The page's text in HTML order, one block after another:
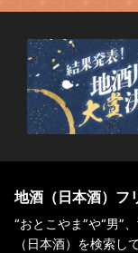
地酒（日本酒）フ
“おとこやま”や“男”
（日本酒）を検索し